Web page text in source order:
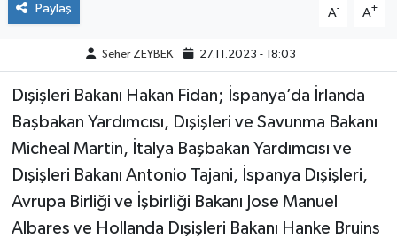
Paylaş A- A+
Seher ZEYBEK 27.11.2023 - 18:03
Dışişleri Bakanı Hakan Fidan; İspanya’da İrlanda
Başbakan Yardımcısı, Dışişleri ve Savunma Bakanı
Micheal Martin, İtalya Başbakan Yardımcısı ve
Dışişleri Bakanı Antonio Tajani, İspanya Dışişleri,
Avrupa Birliği ve İşbirliği Bakanı Jose Manuel
Albares ve Hollanda Dışişleri Bakanı Hanke Bruins